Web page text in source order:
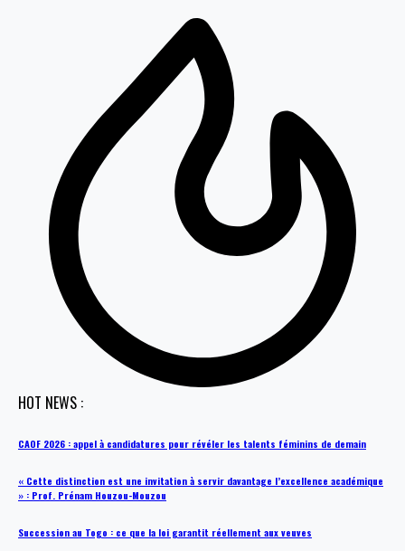
HOT NEWS :
CAOF 2026 : appel à candidatures pour révéler les talents féminins de demain
« Cette distinction est une invitation à servir davantage l’excellence académique
» : Prof. Prénam Houzou-Mouzou
Succession au Togo : ce que la loi garantit réellement aux veuves